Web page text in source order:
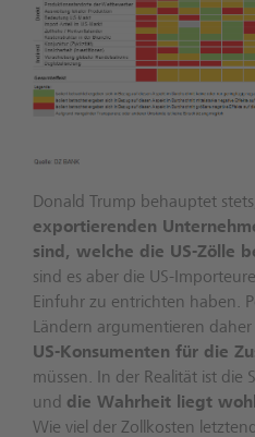
Donald Trump behauptet
exportierenden
sind, welche die US-Zölle
sind es aber die US-
Einfuhr zu entrichten haben.
Ländern argumentieren daher
US-Konsumenten für die
müssen. In der Realität ist die
und die Wahrheit liegt
Wie viel der Zollkosten